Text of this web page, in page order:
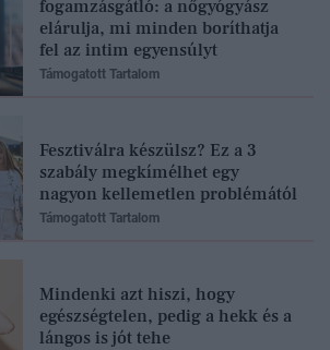
fogamzásgátló: a nőgyógyász
elárulja, mi minden boríthatja
fel az intim egyensúlyt
Támogatott Tartalom
Fesztiválra készülsz? Ez a 3
szabály megkímélhet egy
nagyon kellemetlen problémától
Támogatott Tartalom
Mindenki azt hiszi, hogy
egészségtelen, pedig a hekk és a
lángos is jót tehe